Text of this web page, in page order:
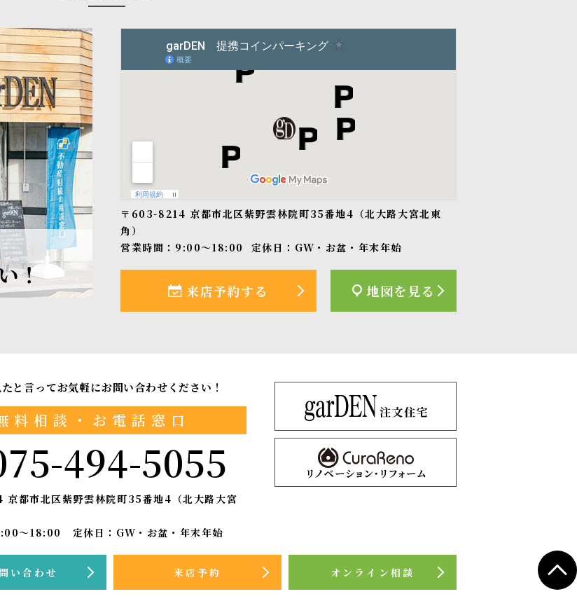
！
〒603-8214 京都市北区紫野雲林院町35番地4（北大路大宮北東
角）
営業時間：9:00〜18:00
定休日：GW・お盆・年末年始
地図を見る
来店予約する
と言ってお気軽にお問い合わせください！
料相談・お電話窓口
494-5055
京都市北区紫野雲林院町35番地4（北大路大宮
〜18:00 定休日：GW・お盆・年末年始
い合わせ 来店予約 オンライン相談